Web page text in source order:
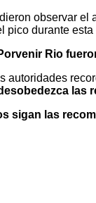
observar
pico durante esta
Rio
las
sigan las